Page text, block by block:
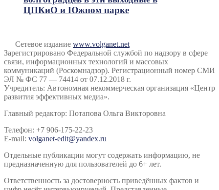
ЦПКиО и Южном парке
Сетевое издание www.volganet.net
Зарегистрировано Федеральной службой по надзору в сфере
связи, информационных технологий и массовых
коммуникаций (Роскомнадзор). Регистрационный номер СМИ
ЭЛ № ФС 77 — 74414 от 07.12.2018 г.
Учредитель: Автономная некоммерческая организация «Центр
развития эффективных медиа».
Главный редактор: Потапова Ольга Викторовна
Телефон: +7 906-175-22-23
E-mail: volganet-edit@yandex.ru
Отдельные публикации могут содержать информацию, не
предназначенную для пользователей до 6+ лет.
Ответственность за достоверность приведённых фактов и